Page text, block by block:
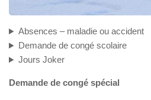
Absences – maladie ou accident
Demande de congé scolaire
Jours Joker
Demande de congé spécial